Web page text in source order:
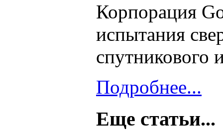
Корпорация
испытания
спутникового
Подробнее...
Еще статьи...